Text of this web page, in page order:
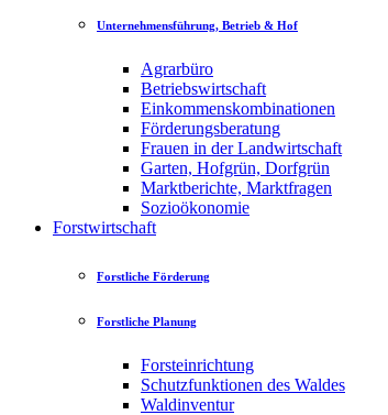
Unternehmensführung, Betrieb & Hof
Agrarbüro
Betriebswirtschaft
Einkommenskombinationen
Förderungsberatung
Frauen in der Landwirtschaft
Garten, Hofgrün, Dorfgrün
Marktberichte, Marktfragen
Sozioökonomie
Forstwirtschaft
Forstliche Förderung
Forstliche Planung
Forsteinrichtung
Schutzfunktionen des Waldes
Waldinventur